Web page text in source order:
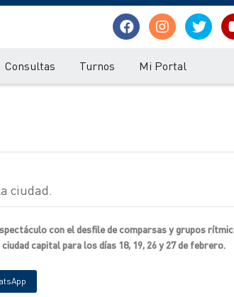
Consultas Turnos Mi Portal
ciudad.
con el desfile de comparsas y grupos
capital para los días 18, 19, 26 y 27 de febrero.